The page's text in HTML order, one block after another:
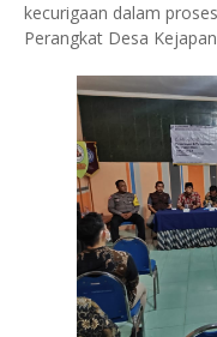
kecurigaan dalam
Perangkat Desa